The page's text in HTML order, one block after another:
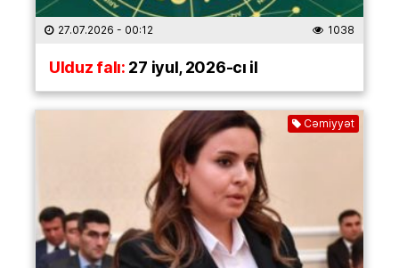
27.07.2026 - 00:12 1038
Ulduz falı:27 iyul, 2026-cı il
Cəmiyyət